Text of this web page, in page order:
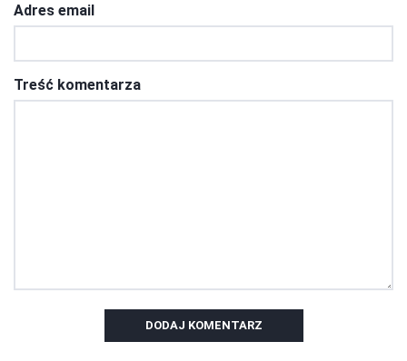
Adres email
Treść komentarza
DODAJ KOMENTARZ